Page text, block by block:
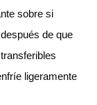
sobre si
de que
ligeramente